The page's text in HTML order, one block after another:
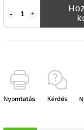
Nyomtatás Kérdés